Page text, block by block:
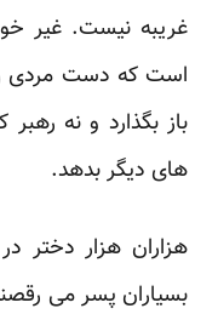
غریبه نیست. غیر
است که دست مردی
باز بگذارد و نه
های دیگر بدهد.
هزاران هزار دختر
بسیاران پسر می